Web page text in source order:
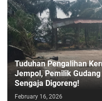
Tuduhan Pengalihan
Jempol, Pemilik
Sengaja Digoreng!
February 16, 2026